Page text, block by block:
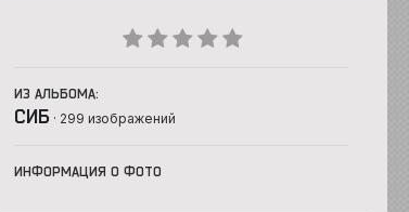
ИЗ АЛЬБОМА:
СИБ · 299 изображений
ИНФОРМАЦИЯ О ФОТО